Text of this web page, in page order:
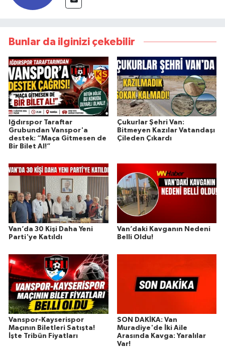
Bunlar da ilginizi çekebilir
Iğdırspor Taraftar
Grubundan Vanspor'a
destek: “Maça Gitmesen de
Bir Bilet Al!”
Çukurlar Şehri Van:
Bitmeyen Kazılar Vatandaşı
Çileden Çıkardı
Van’da 30 Kişi Daha Yeni
Parti'ye Katıldı
Van’daki Kavganın Nedeni
Belli Oldu!
Vanspor-Kayserispor
Maçının Biletleri Satışta!
İşte Tribün Fiyatları
SON DAKİKA: Van
Muradiye'de İki Aile
Arasında Kavga: Yaralılar
Var!